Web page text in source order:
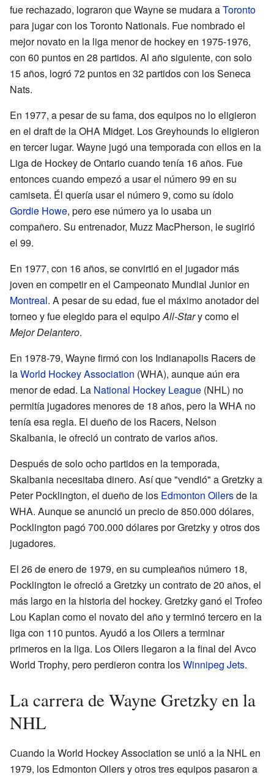
fue rechazado, lograron que Wayne se mudara aToronto
para jugar con los Toronto Nationals. Fue nombrado el
mejor novato en la liga menor de hockey en 1975-1976,
con 60 puntos en 28 partidos. Al año siguiente, con solo
15 años, logró 72 puntos en 32 partidos con los Seneca
Nats.
En 1977, a pesar de su fama, dos equipos no lo eligieron
en el draft de la OHA Midget. Los Greyhounds lo eligieron
en tercer lugar. Wayne jugó una temporada con ellos en la
Liga de Hockey de Ontario cuando tenía 16 años. Fue
entonces cuando empezó a usar el número 99 en su
camiseta. Él quería usar el número 9, como su ídolo
Gordie Howe, pero ese número ya lo usaba un
compañero. Su entrenador, Muzz MacPherson, le sugirió
el 99.
En 1977, con 16 años, se convirtió en el jugador más
joven en competir en el Campeonato Mundial Junior en
Montreal. A pesar de su edad, fue el máximo anotador del
torneo y fue elegido para el equipoAll-Stary como el
Mejor Delantero.
En 1978-79, Wayne firmó con los Indianapolis Racers de
laWorld Hockey Association (WHA), aunque aún era
menor de edad. La National Hockey League (NHL) no
permitía jugadores menores de 18 años, pero la WHA no
tenía esa regla. El dueño de los Racers, Nelson
Skalbania, le ofreció un contrato de varios años.
Después de solo ocho partidos en la temporada,
Skalbania necesitaba dinero. Así que "vendió" a Gretzky a
Peter Pocklington, el dueño de los Edmonton Oilersde la
WHA. Aunque se anunció un precio de 850.000 dólares,
Pocklington pagó 700.000 dólares por Gretzky y otros dos
jugadores.
El 26 de enero de 1979, en su cumpleaños número 18,
Pocklington le ofreció a Gretzky un contrato de 20 años, el
más largo en la historia del hockey. Gretzky ganó el Trofeo
Lou Kaplan como el novato del año y terminó tercero en la
liga con 110 puntos. Ayudó a los Oilers a terminar
primeros en la liga. Los Oilers llegaron a la final del Avco
World Trophy, pero perdieron contra losWinnipeg Jets.
La carrera de Wayne Gretzky en la
NHL
Cuando la World Hockey Association se unió a la NHL en
1979, los Edmonton Oilers y otros tres equipos pasaron a